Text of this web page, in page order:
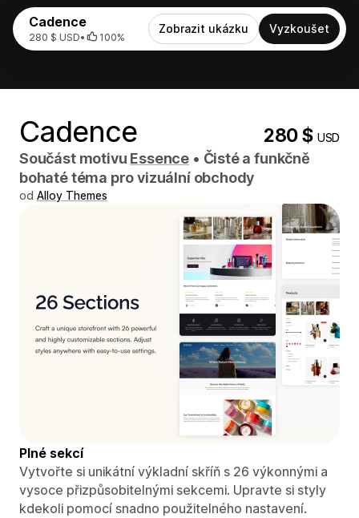
Cadence
280 $ USD• 100%
Zobrazit ukázku Vyzkoušet
Cadence 280 $USD
Součást motivu Essence • Čisté a funkčně
bohaté téma pro vizuální obchody
od Alloy Themes
Plné sekcí
Vytvořte si unikátní výkladní skříň s 26 výkonnými a
vysoce přizpůsobitelnými sekcemi. Upravte si styly
kdekoli pomocí snadno použitelného nastavení.